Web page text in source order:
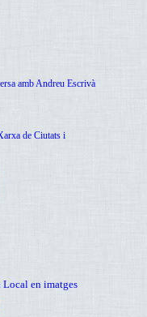
amb Andreu Escrivà
de Ciutats i
en imatges